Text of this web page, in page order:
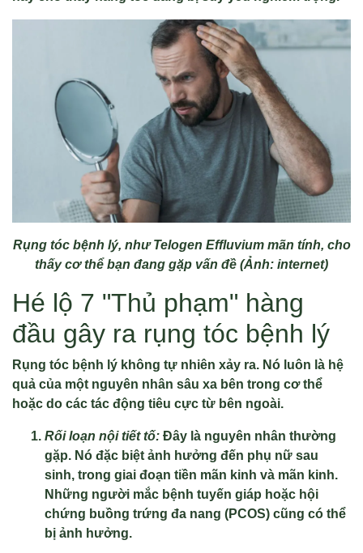
Rụng tóc bệnh lý, như Telogen Effluvium mãn tính, cho
thấy cơ thể bạn đang gặp vấn đề (Ảnh: internet)
Hé lộ 7 "Thủ phạm" hàng
đầu gây ra rụng tóc bệnh lý
Rụng tóc bệnh lý không tự nhiên xảy ra. Nó luôn là hệ
quả của một nguyên nhân sâu xa bên trong cơ thể
hoặc do các tác động tiêu cực từ bên ngoài.
Rối loạn nội tiết tố: Đây là nguyên nhân thường
gặp. Nó đặc biệt ảnh hưởng đến phụ nữ sau
sinh, trong giai đoạn tiền mãn kinh và mãn kinh.
Những người mắc bệnh tuyến giáp hoặc hội
chứng buồng trứng đa nang (PCOS) cũng có thể
bị ảnh hưởng.